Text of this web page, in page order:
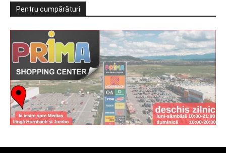
Pentru cumpărături